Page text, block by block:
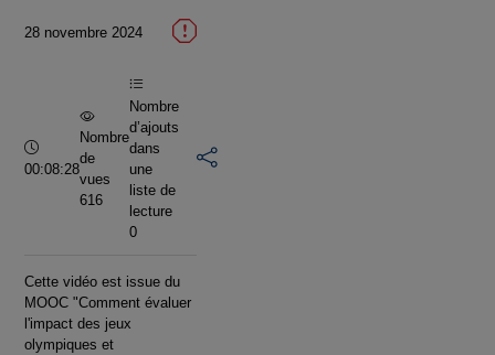
la
vidéo
28 novembre 2024
Durée :
00:08:28
Nombre
de
vues
616
Nombre
d’ajouts
dans
une
liste de
lecture
0
Cette vidéo est issue du
MOOC "Comment évaluer
l'impact des jeux
olympiques et